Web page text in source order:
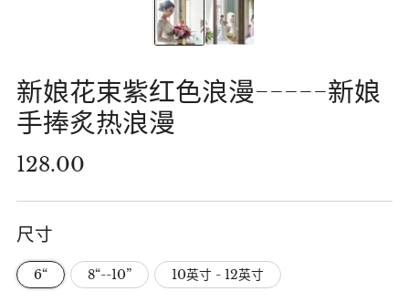
新娘花束紫红色浪漫-----新娘
手捧炙热浪漫
正
格
128.00
尺寸
6“ 8“--10” 10英寸 - 12英寸